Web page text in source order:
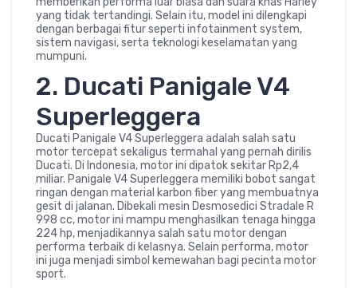
yang tidak tertandingi. Selain itu, model ini dilengkapi
dengan berbagai fitur seperti infotainment system,
sistem navigasi, serta teknologi keselamatan yang
mumpuni.
2. Ducati Panigale V4
Superleggera
Ducati Panigale V4 Superleggera adalah salah satu
motor tercepat sekaligus termahal yang pernah dirilis
Ducati. Di Indonesia, motor ini dipatok sekitar Rp2,4
miliar. Panigale V4 Superleggera memiliki bobot sangat
ringan dengan material karbon fiber yang membuatnya
gesit di jalanan. Dibekali mesin Desmosedici Stradale R
998 cc, motor ini mampu menghasilkan tenaga hingga
224 hp, menjadikannya salah satu motor dengan
performa terbaik di kelasnya. Selain performa, motor
ini juga menjadi simbol kemewahan bagi pecinta motor
sport.